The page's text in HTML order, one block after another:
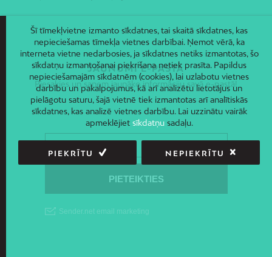
JAUNUMI E-PASTĀ
Piesakies un saņem jaunāko informāciju savā e-pastā!
Šī tīmekļvietne izmanto sīkdatnes, tai skaitā sīkdatnes, kas
nepieciešamas tīmekļa vietnes darbībai. Ņemot vērā, ka
interneta vietne nedarbosies, ja sīkdatnes netiks izmantotas, šo
sīkdatņu izmantošanai piekrišana netiek prasīta. Papildus
nepieciešamajām sīkdatnēm (cookies), lai uzlabotu vietnes
darbību un pakalpojumus, kā arī analizētu lietotājus un
pielāgotu saturu, šajā vietnē tiek izmantotas arī analītiskās
sīkdatnes, kas analizē vietnes darbību. Lai uzzinātu vairāk
apmeklējiet sīkdatņusadaļu.
PIEKRĪTU NEPIEKRĪTU